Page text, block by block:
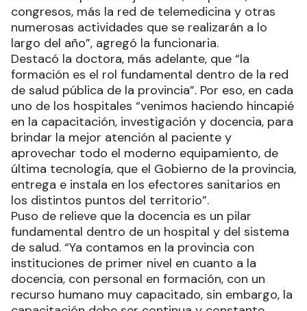
congresos, más la red de telemedicina y otras
numerosas actividades que se realizarán a lo
largo del año”, agregó la funcionaria.
Destacó la doctora, más adelante, que “la
formación es el rol fundamental dentro de la red
de salud pública de la provincia”. Por eso, en cada
uno de los hospitales “venimos haciendo hincapié
en la capacitación, investigación y docencia, para
brindar la mejor atención al paciente y
aprovechar todo el moderno equipamiento, de
última tecnología, que el Gobierno de la provincia,
entrega e instala en los efectores sanitarios en
los distintos puntos del territorio”.
Puso de relieve que la docencia es un pilar
fundamental dentro de un hospital y del sistema
de salud. “Ya contamos en la provincia con
instituciones de primer nivel en cuanto a la
docencia, con personal en formación, con un
recurso humano muy capacitado, sin embargo, la